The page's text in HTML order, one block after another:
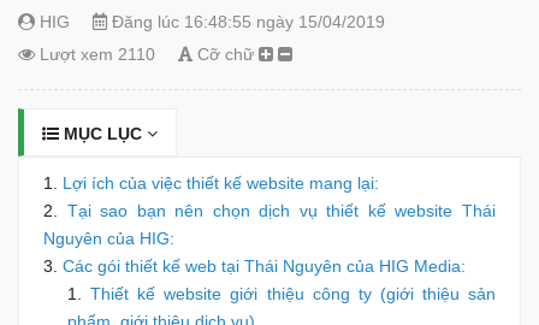
HIG
Đăng lúc 16:48:55 ngày 15/04/2019
Lượt xem 2110
Cỡ chữ
MỤC LỤC
Lợi ích của việc thiết kế website mang lại:
Tại sao bạn nên chọn dịch vụ thiết kế website Thái
Nguyên của HIG:
Các gói thiết kế web tại Thái Nguyên của HIG Media:
Thiết kế website giới thiệu công ty (giới thiệu sản
phẩm, giới thiệu dịch vụ)